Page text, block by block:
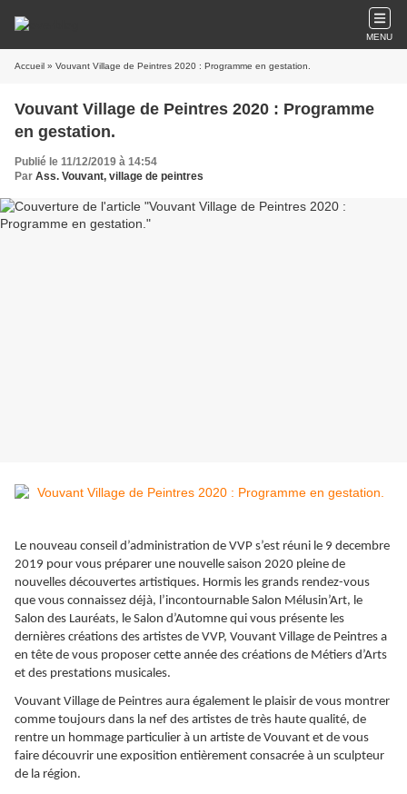
MENU
Accueil » Vouvant Village de Peintres 2020 : Programme en gestation.
Vouvant Village de Peintres 2020 : Programme
en gestation.
Publié le 11/12/2019 à 14:54
Par Ass. Vouvant, village de peintres
Le nouveau conseil d’administration de VVP s’est réuni le 9 decembre
2019 pour vous préparer une nouvelle saison 2020 pleine de
nouvelles découvertes artistiques. Hormis les grands rendez-vous
que vous connaissez déjà, l’incontournable Salon Mélusin’Art, le
Salon des Lauréats, le Salon d’Automne qui vous présente les
dernières créations des artistes de VVP, Vouvant Village de Peintres a
en tête de vous proposer cette année des créations de Métiers d’Arts
et des prestations musicales.
Vouvant Village de Peintres aura également le plaisir de vous montrer
comme toujours dans la nef des artistes de très haute qualité, de
rentre un hommage particulier à un artiste de Vouvant et de vous
faire découvrir une exposition entièrement consacrée à un sculpteur
de la région.